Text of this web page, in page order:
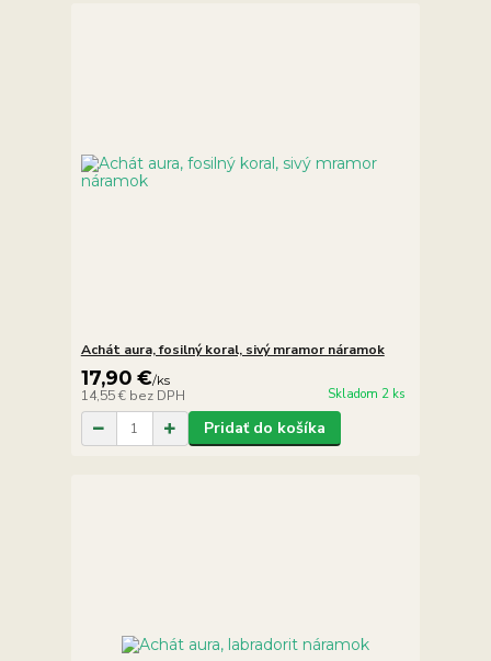
Achát aura, fosilný koral, sivý mramor náramok
17,90 €/ks
14,55 € bez DPH Skladom 2 ks
Pridať do košíka